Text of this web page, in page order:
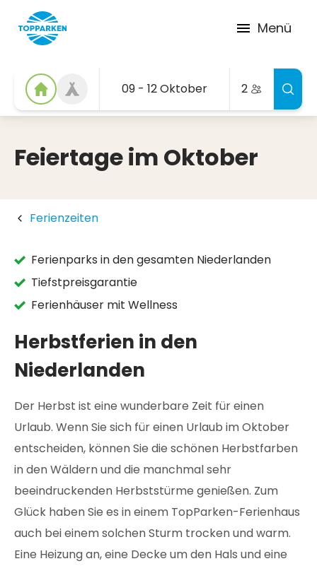
Menü
09 - 12 Oktober 2
Feiertage im Oktober
Ferienzeiten
Ferienparks in den gesamten Niederlanden
Tiefstpreisgarantie
Ferienhäuser mit Wellness
Herbstferien in den
Niederlanden
Der Herbst ist eine wunderbare Zeit für einen
Urlaub. Wenn Sie sich für einen Urlaub im Oktober
entscheiden, können Sie die schönen Herbstfarben
in den Wäldern und die manchmal sehr
beeindruckenden Herbststürme genießen. Zum
Glück haben Sie es in einem TopParken-Ferienhaus
auch bei einem solchen Sturm trocken und warm.
Eine Heizung an, eine Decke um den Hals und eine